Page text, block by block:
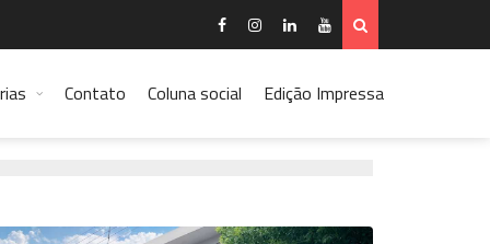
Contato Coluna social Edição Impressa